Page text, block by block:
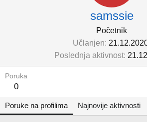
samssie
Početnik
Učlanjen
Poslednja aktivnost
Poruka
0
Poruke na profilima Najnovije aktivnosti